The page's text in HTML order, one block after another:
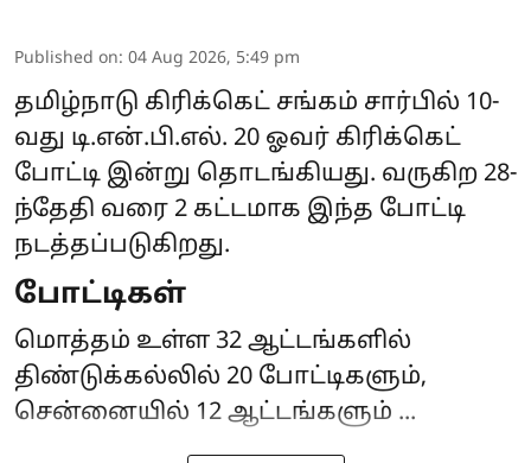
Published on: 04 Aug 2026, 5:49 pm
தமிழ்நாடு கிரிக்கெட் சங்கம் சார்பில் 10-
வது டி.என்.பி.எல். 20 ஓவர் கிரிக்கெட்
போட்டி இன்று தொடங்கியது. வருகிற 28-
ந்தேதி வரை 2 கட்டமாக இந்த போட்டி
நடத்தப்படுகிறது.
போட்டிகள்
மொத்தம் உள்ள 32 ஆட்டங்களில்
திண்டுக்கல்லில் 20 போட்டிகளும்,
சென்னையில் 12 ஆட்டங்களும் ...